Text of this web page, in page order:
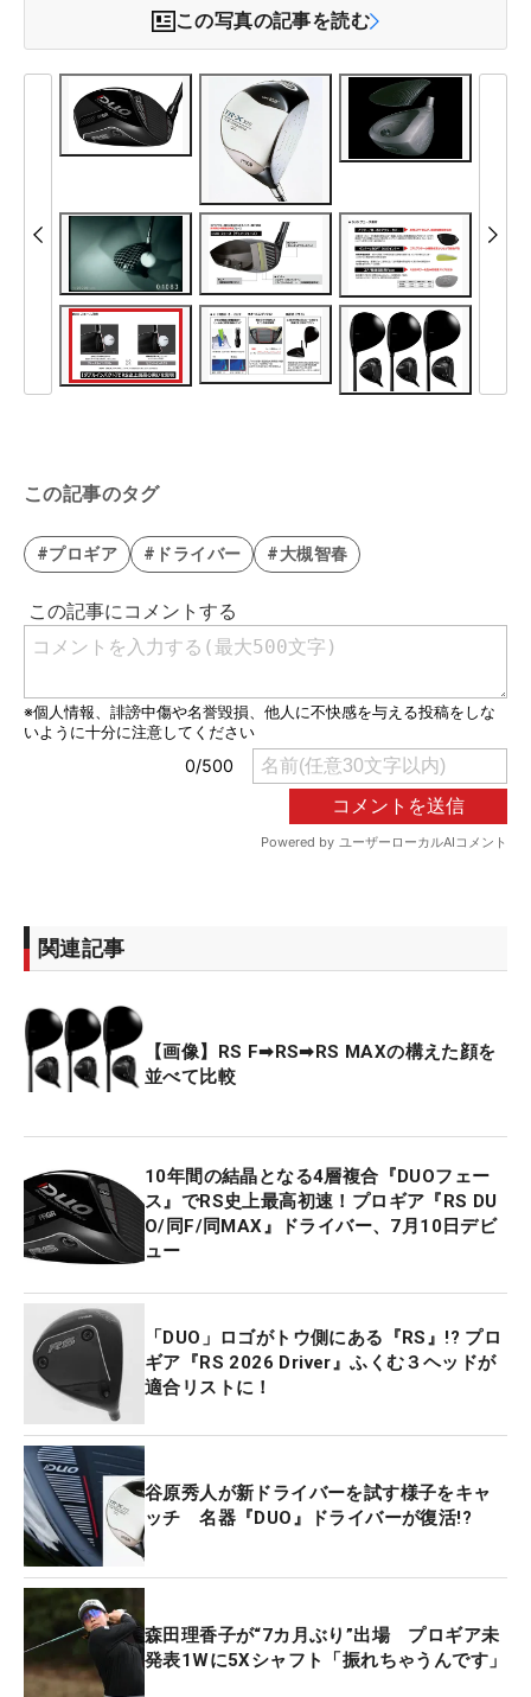
この写真の記事を読む
この記事のタグ
#プロギア #ドライバー #大槻智春
関連記事
【画像】RS F➡RS➡RS MAXの構えた顔を
並べて比較
10年間の結晶となる4層複合『DUOフェー
ス』でRS史上最高初速！プロギア『RS DU
O/同F/同MAX』ドライバー、7月10日デビ
ュー
「DUO」ロゴがトウ側にある『RS』!? プロ
ギア『RS 2026 Driver』ふくむ３ヘッドが
適合リストに！
谷原秀人が新ドライバーを試す様子をキャ
ッチ 名器『DUO』ドライバーが復活!?
森田理香子が“7カ月ぶり”出場 プロギア未
発表1Wに5Xシャフト「振れちゃうんです」